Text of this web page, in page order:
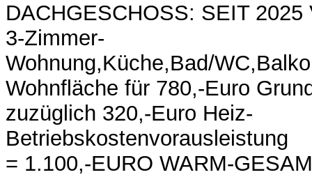
DACHGESCHOSS: SEIT
3-Zimmer-
Wohnung,Küche,Bad/
Wohnfläche für 780,-Euro
zuzüglich 320,-Euro Heiz-
Betriebskostenvorausleistung
= 1.100,-EURO WARM-